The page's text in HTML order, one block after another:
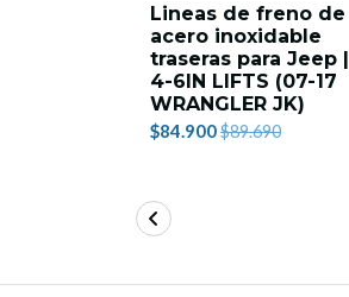
Lineas de freno de
acero inoxidable
traseras para Jeep |
4-6IN LIFTS (07-17
WRANGLER JK)
$84.900$89.690